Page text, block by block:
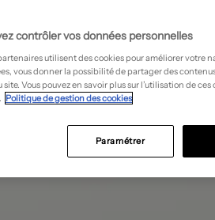
contrôler vos données personnelles
utilisent des cookies pour améliorer votre
vous donner la possibilité de partager des
site. Vous pouvez en savoir plus sur l’utilisation de
Politique de gestion des cookies
Paramétrer